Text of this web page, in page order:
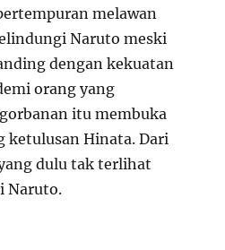
melawan
Naruto meski
dengan kekuatan
orang yang
itu membuka
ketulusan Hinata. Dari
dulu tak terlihat
Naruto.